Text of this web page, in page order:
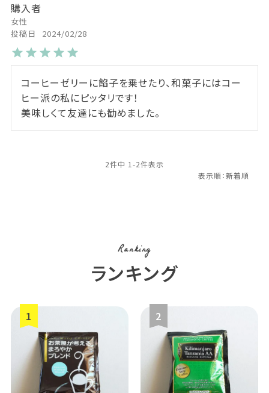
購入者
女性
投稿日
2024/02/28
コーヒーゼリーに餡子を乗せたり、和菓子にはコー
ヒー派の私にピッタリです！
美味しくて友達にも勧めました。
2件中 1 -2件表示
Ranking
ランキング